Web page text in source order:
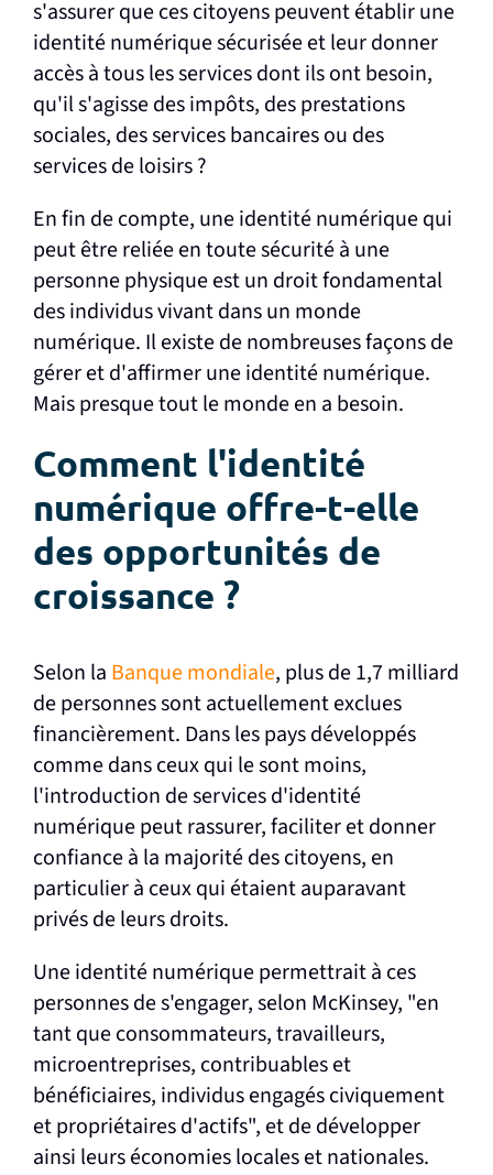
s'assurer que ces citoyens peuvent établir une
identité numérique sécurisée et leur donner
accès à tous les services dont ils ont besoin,
qu'il s'agisse des impôts, des prestations
sociales, des services bancaires ou des
services de loisirs ?
En fin de compte, une identité numérique qui
peut être reliée en toute sécurité à une
personne physique est un droit fondamental
des individus vivant dans un monde
numérique. Il existe de nombreuses façons de
gérer et d'affirmer une identité numérique.
Mais presque tout le monde en a besoin.
Comment l'identité
numérique offre-t-elle
des opportunités de
croissance ?
Selon la Banque mondiale, plus de 1,7 milliard
de personnes sont actuellement exclues
financièrement. Dans les pays développés
comme dans ceux qui le sont moins,
l'introduction de services d'identité
numérique peut rassurer, faciliter et donner
confiance à la majorité des citoyens, en
particulier à ceux qui étaient auparavant
privés de leurs droits.
Une identité numérique permettrait à ces
personnes de s'engager, selon McKinsey, "en
tant que consommateurs, travailleurs,
microentreprises, contribuables et
bénéficiaires, individus engagés civiquement
et propriétaires d'actifs", et de développer
ainsi leurs économies locales et nationales.